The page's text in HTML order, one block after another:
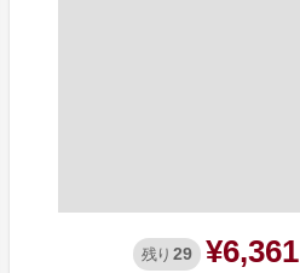
残り 29 ¥6,361